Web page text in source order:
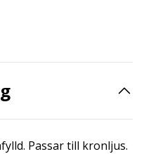
Passar till kronljus.